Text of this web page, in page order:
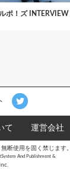
ポ！ズ INTERVIEW
て 運営会社
断使用を固く禁じます。
And Publishment &